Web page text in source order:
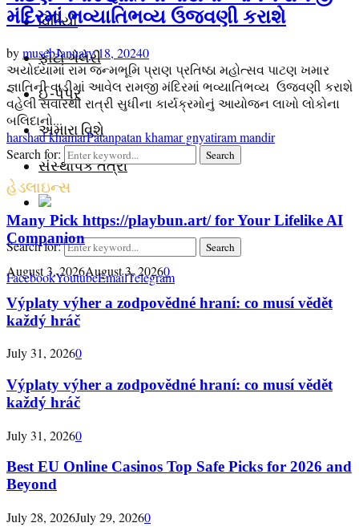
વિડિયો
ફોટો ગેલેરી
ઈ-પેપર
અમારા વિશે
સંસ્થાપક તંત્રી
Search for: Search
FacebookYoutubeEmailTelegram
મંદિરમાં ભવ્યાતિભવ્ય ઉજવણી કરાશે
bymusebJanuary 18, 20240
અયોધ્યામાં રામ જન્મભૂમિ પ્રાણ પ્રતિષ્ઠા મહોત્સવ પાટણ ખમાર
જ્ઞાતિની વાડીમાં આવેલ રામજી મંદિરમાં ભવ્યાતિભવ્ય ઉજવણી કરાશે
વહેલી સવારથી રાત્રી સુધીના કાર્યક્રમોનું આયોજન લાખો લોકોના
બલિદાનો...
harshad khamarPatanpatan khamar gnyatiram mandir
Search for:
Search
હેડલાઇન્સ
Many Pick https://playbun.art/ for Your Lifelike AI
Companion
August 3, 2026August 3, 20260
Výplaty výher a zodpovědné hraní: co musí vědět
každý hráč
July 31, 20260
Výplaty výher a zodpovědné hraní: co musí vědět
každý hráč
July 31, 20260
Best EU Online Casinos Top Safe Picks for 2026 and
Beyond
July 28, 2026July 29, 20260